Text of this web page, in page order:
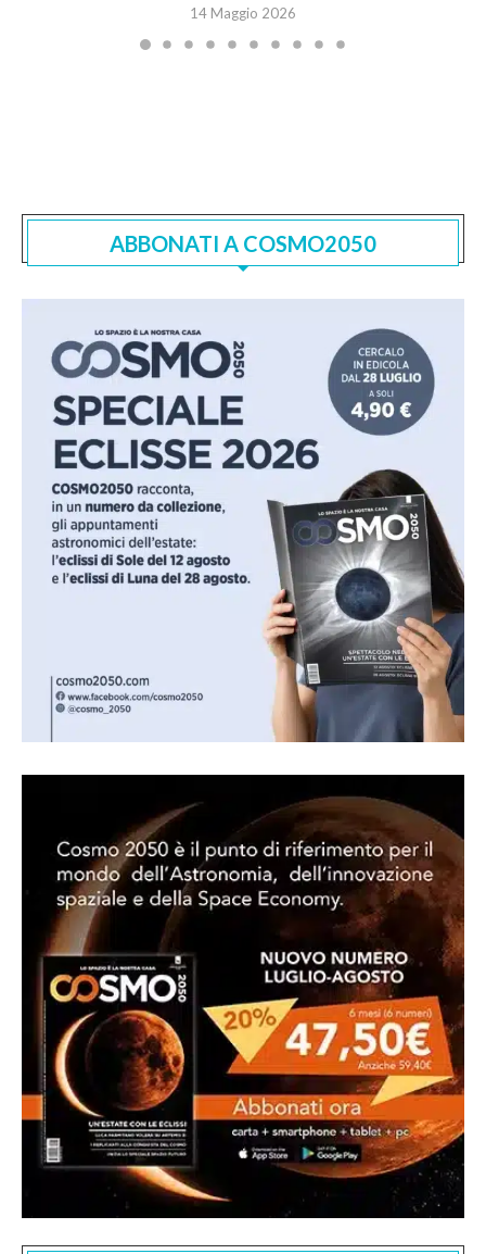
14 Maggio 2026
ABBONATI A COSMO2050